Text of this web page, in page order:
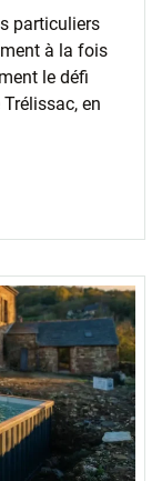
particuliers
à la fois
le défi
en